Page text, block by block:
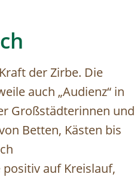
der Zirbe. Die
auch „Audienz“ in
Großstädterinnen und
Betten, Kästen bis
auf Kreislauf,